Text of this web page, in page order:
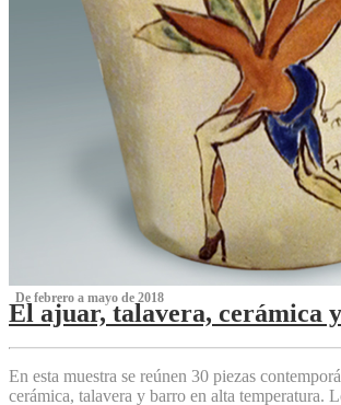
‌ De febrero a mayo de 2018
El ajuar, talavera, cerámica
‌
En esta muestra se reúnen 30 piezas
cerámica, talavera y barro en alta temperatura.